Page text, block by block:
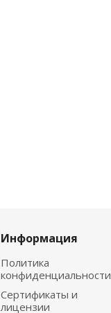
Информация
Политика
конфиденциальности
Сертификаты и
лицензии